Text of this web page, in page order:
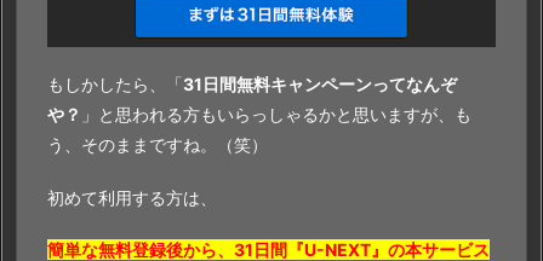
もしかしたら、「31日間無料キャンペーンってなんぞ
や？ 」と思われる方もいらっしゃるかと思いますが、も
う、そのままですね。（笑）
初めて利用する方は、
簡単な無料登録後から、31日間『U-NEXT』の本サービス